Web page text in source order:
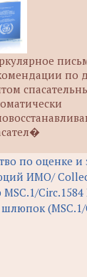
по
по оценке
ИМО/
(MSC.1/